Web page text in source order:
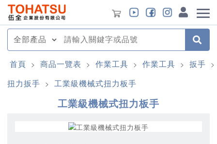
首頁 > 商品一覽表 > 作業工具 > 作業工具 > 扳手 >
扭力扳手 > 工業級機械式扭力板手
工業級機械式扭力板手